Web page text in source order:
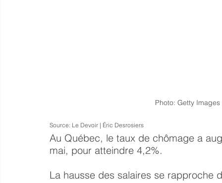
Photo: Getty
Source: Le Devoir | Éric Desrosiers
Au Québec, le taux de chômage a
mai, pour atteindre 4,2%.
La hausse des salaires se rapproche